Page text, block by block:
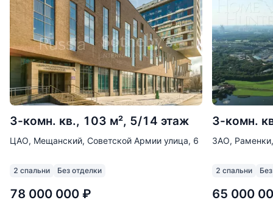
3-комн. кв., 103 м², 5/14 этаж
ЦАО, Мещанский, Советской Армии улица, 6
2 спальни Без отделки
78 000 000 ₽
3-комн.
ЗАО,
2 спальни
65 000